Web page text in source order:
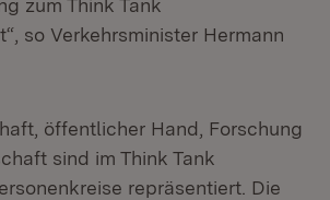
zum Think Tank
so Verkehrsminister Hermann
öffentlicher Hand, Forschung
sind im Think Tank
repräsentiert. Die